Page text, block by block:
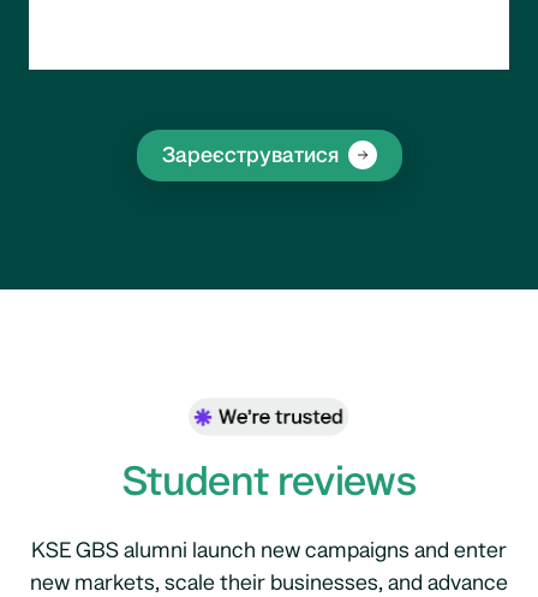
Зареєструватися
Student reviews
KSE GBS alumni launch new campaigns and enter
new markets, scale their businesses, and advance